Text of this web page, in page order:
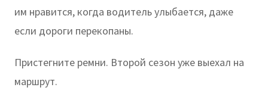
им нравится, когда водитель улыбается, даже
если дороги перекопаны.
Пристегните ремни. Второй сезон уже выехал на
маршрут.